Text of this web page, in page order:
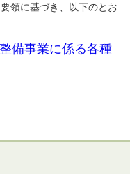
領に基づき、以下のとお
備事業に係る各種